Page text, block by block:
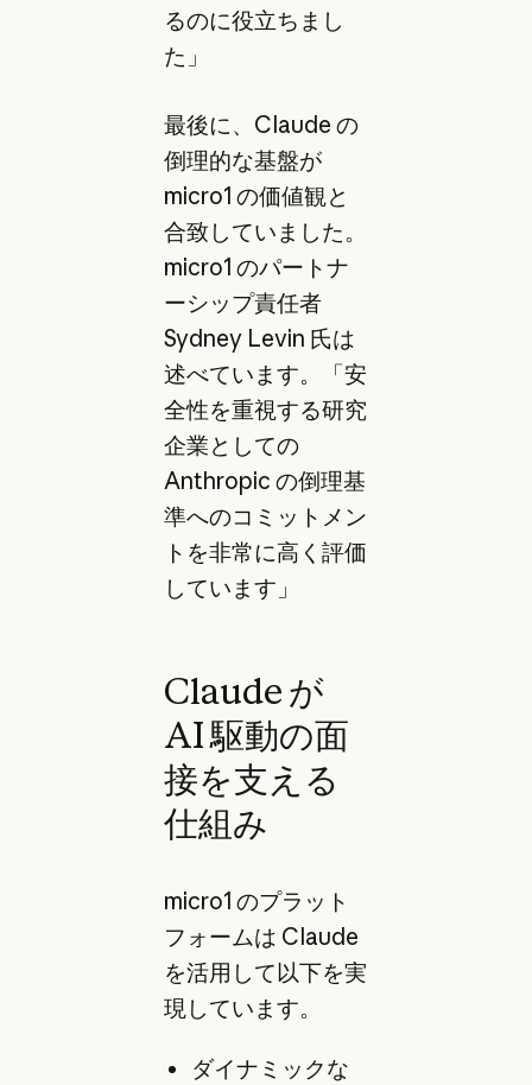
るのに役立ちまし
た」
最後に、Claude の
倒理的な基盤が
micro1 の価値観と
合致していました。
micro1 のパートナ
ーシップ責任者
Sydney Levin 氏は
述べています。「安
全性を重視する研究
企業としての
Anthropic の倒理基
準へのコミットメン
トを非常に高く評価
しています」
Claude が
AI 駆動の面
接を支える
仕組み
micro1 のプラット
フォームは Claude
を活用して以下を実
現しています。
ダイナミックな